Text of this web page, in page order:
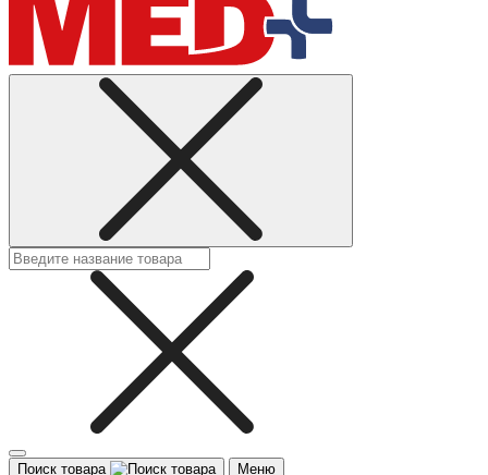
Поиск товара Меню